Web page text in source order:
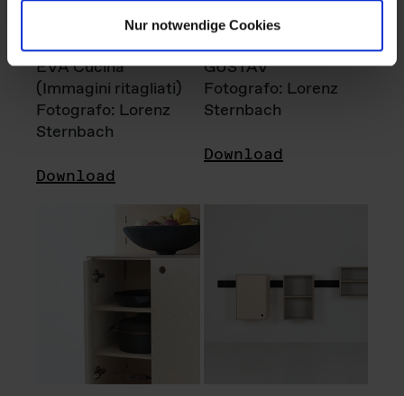
Nur notwendige Cookies
EVA Cucina
(Immagini ritagliati)
Fotografo: Lorenz
Sternbach
Download
GUSTAV
Fotografo: Lorenz
Sternbach
Download